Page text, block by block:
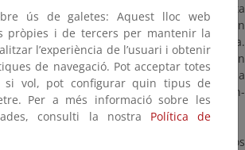
consultar estará a disposición en esta
oficinas de esta Demarcación de Costas en
Alfonso X “El Sabio”, 6 - 1ª planta.
30071. Murcia), en días hábiles y en
las 9:00 y las 14:00 horas, previa cita a
de correo electrónico bzn-
se presentarán según los
ús de galetes: Aquest lloc web
pròpies i de tercers per mantenir la
l’experiència de l’usuari i obtenir
de navegació. Pot acceptar totes
si vol, pot configurar quin tipus de
Per a més informació sobre les
consulti la nostra Política de